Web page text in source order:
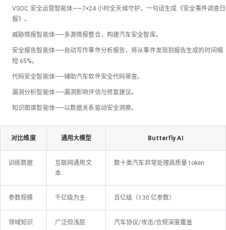
VSOC 安全运营智能体——7×24 小时全天候守护，一句话生成《安全事件调查日
报》。
威胁情报智能体——多源情报整合，构建汽车安全智库。
安全报告智能体——自动写作事件分析报告，将从事件发现到报告生成的时间缩
短 65%。
代码安全智能体——辅助汽车软件安全代码审查。
漏洞分析智能体——漏洞影响评估与修复建议。
知识图谱智能体——以数据关系驱动安全洞察。
对比维度 通用大模型 Butterfly AI
训练数据
互联网通用文
本
数十类汽车异常处理高质量 token
参数规模 千亿级为主 百亿级（130 亿参数）
领域知识 广泛但浅层 汽车协议/攻击/合规深度覆盖